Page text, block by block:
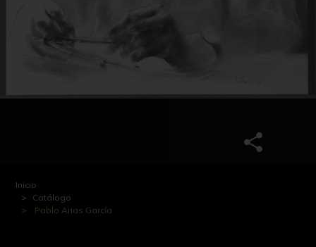
Inicio
Catálogo
Pablo Arias García